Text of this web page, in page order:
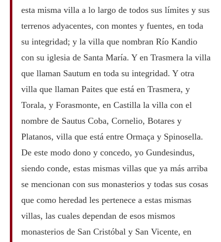
esta misma villa a lo largo de todos sus límites y sus
terrenos adyacentes, con montes y fuentes, en toda
su integridad; y la villa que nombran Río Kandio
con su iglesia de Santa María. Y en Trasmera la villa
que llaman Sautum en toda su integridad. Y otra
villa que llaman Paites que está en Trasmera, y
Torala, y Forasmonte, en Castilla la villa con el
nombre de Sautus Coba, Cornelio, Botares y
Platanos, villa que está entre Ormaça y Spinosella.
De este modo dono y concedo, yo Gundesindus,
siendo conde, estas mismas villas que ya más arriba
se mencionan con sus monasterios y todas sus cosas
que como heredad les pertenece a estas mismas
villas, las cuales dependan de esos mismos
monasterios de San Cristóbal y San Vicente, en